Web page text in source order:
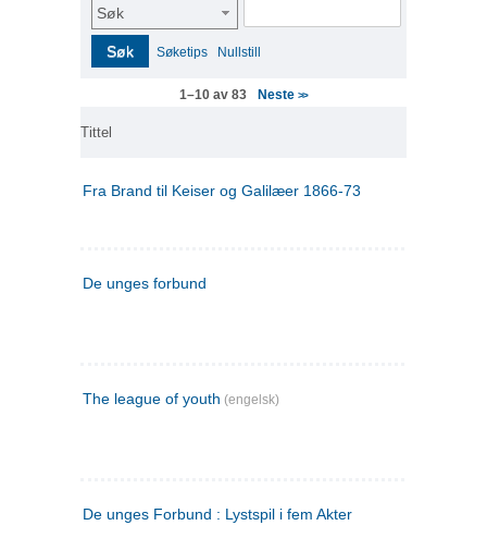
Søk
Søk Søketips Nullstill
1–10 av 83 Neste>>
Tittel
Fra Brand til Keiser og Galilæer 1866-73
De unges forbund
The league of youth (engelsk)
De unges Forbund : Lystspil i fem Akter